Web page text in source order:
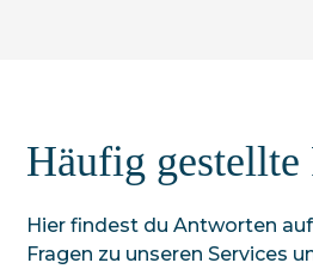
Häufig gestellte
Hier findest du Antworten
Fragen zu unseren Services